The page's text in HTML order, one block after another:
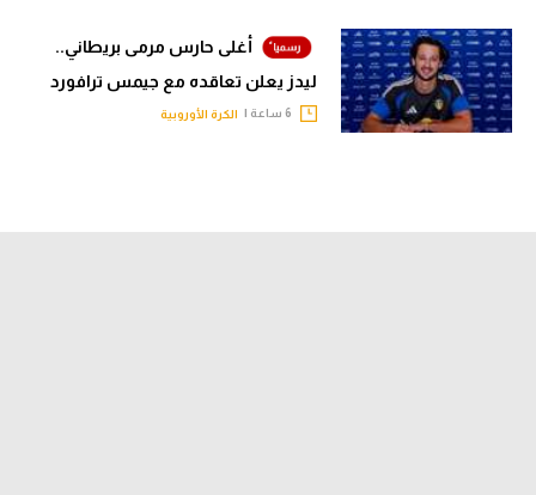
أغلى حارس مرمى بريطاني..
ليدز يعلن تعاقده مع جيمس ترافورد
الكرة الأوروبية